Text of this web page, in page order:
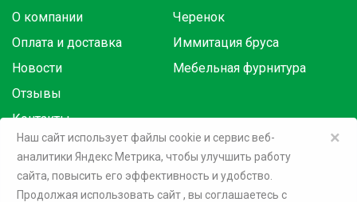
О компании
Оплата и доставка
Новости
Отзывы
Контакты
Черенок
Иммитация бруса
Мебельная фурнитура
Товары в розницу на маркетплейсах:
×
Наш сайт использует файлы cookie и сервис веб-
аналитики Яндекс Метрика, чтобы улучшить работу
сайта, повысить его эффективность и удобство.
Продолжая использовать сайт, вы соглашаетесь c